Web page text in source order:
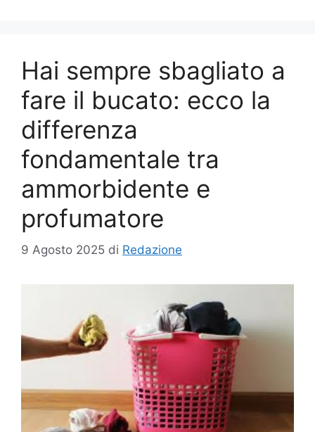
Hai sempre sbagliato a
fare il bucato: ecco la
differenza
fondamentale tra
ammorbidente e
profumatore
9 Agosto 2025 di Redazione